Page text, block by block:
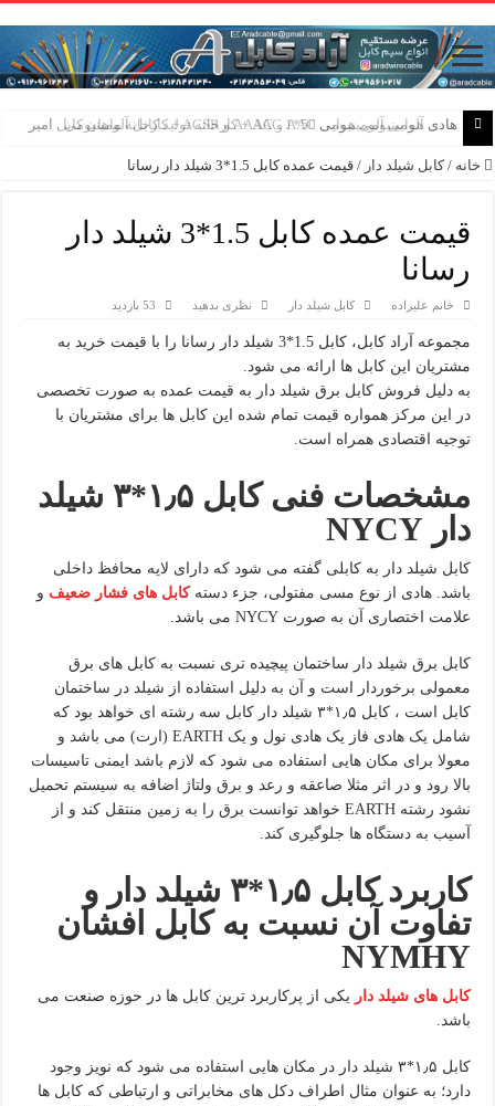
هادی هوایی آلومینیومی AAC و AAAC و ACSR + کارخانه ماهان کابل امیر
خانه / کابل شیلد دار / قیمت عمده کابل 1.5*3 شیلد دار رسانا
قیمت عمده کابل 1.5*3 شیلد دار
رسانا
خانم علیزاده کابل شیلد دار نظری بدهید 53 بازدید
مجموعه آراد کابل، کابل 1.5*3 شیلد دار رسانا را با قیمت خرید به
مشتریان این کابل ها ارائه می شود.
به دلیل فروش کابل برق شیلد دار به قیمت عمده به صورت تخصصی
در این مرکز همواره قیمت تمام شده این کابل ها برای مشتریان با
توجیه اقتصادی همراه است.
مشخصات فنی کابل ۱٫۵*۳ شیلد
دار NYCY
کابل شیلد دار به کابلی گفته می شود که دارای لایه محافظ داخلی
باشد. هادی از نوع مسی مفتولی، جزء دستهکابل های فشار ضعیف و
علامت اختصاری آن به صورت NYCY می باشد.
کابل برق شیلد دار ساختمان پیچیده تری نسبت به کابل های برق
معمولی برخوردار است و آن به دلیل استفاده از شیلد در ساختمان
کابل است ، کابل ۱٫۵*۳ شیلد دار کابل سه رشته ای خواهد بود که
شامل یک هادی فاز یک هادی نول و یک EARTH (ارت) می باشد و
معولا برای مکان هایی استفاده می شود که لازم باشد ایمنی تاسیسات
بالا رود و در اثر مثلا صاعقه و رعد و برق ولتاژ اضافه به سیستم تحمیل
نشود رشته EARTH خواهد توانست برق را به زمین منتقل کند و از
آسیب به دستگاه ها جلوگیری کند.
کاربرد کابل ۱٫۵*۳ شیلد دار و
تفاوت آن نسبت به کابل افشان
NYMHY
کابل های شیلد دار یکی از پرکاربرد ترین کابل ها در حوزه صنعت می
باشد.
کابل ۱٫۵*۳ شیلد دار در مکان هایی استفاده می شود که نویز وجود
دارد؛ به عنوان مثال اطراف دکل های مخابراتی و ارتباطی که کابل ها